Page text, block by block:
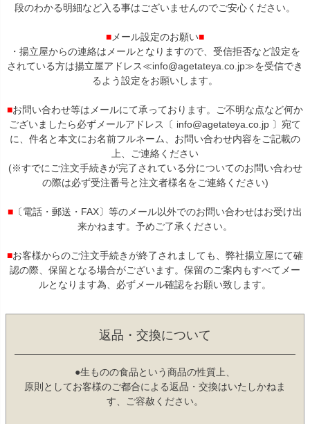
段のわかる明細など入る事はございませんのでご安心ください。
■ メール設定のお願い■
・揚立屋からの連絡はメールとなりますので、受信拒否など設定を
されている方は揚立屋アドレス≪info@agetateya.co.jp≫を受信でき
るよう設定をお願いします。
■お問い合わせ等はメールにて承っております。ご不明な点など何か
ございましたら必ずメールアドレス〔 info@agetateya.co.jp 〕宛て
に、件名と本文にお名前フルネーム、お問い合わせ内容をご記載の
上、ご連絡ください
(※すでにご注文手続きが完了されている分についてのお問い合わせ
の際は必ず受注番号と注文者様名をご連絡ください)
■ 〔電話・郵送・FAX〕等のメール以外でのお問い合わせはお受け出
来かねます。予めご了承ください。
■お客様からのご注文手続きが終了されましても、弊社揚立屋にて確
認の際、保留となる場合がございます。保留のご案内もすべてメー
ルとなります為、必ずメール確認をお願い致します。
返品・交換について
●生ものの食品という商品の性質上、
原則としてお客様のご都合による返品・交換はいたしかねま
す、ご容赦ください。